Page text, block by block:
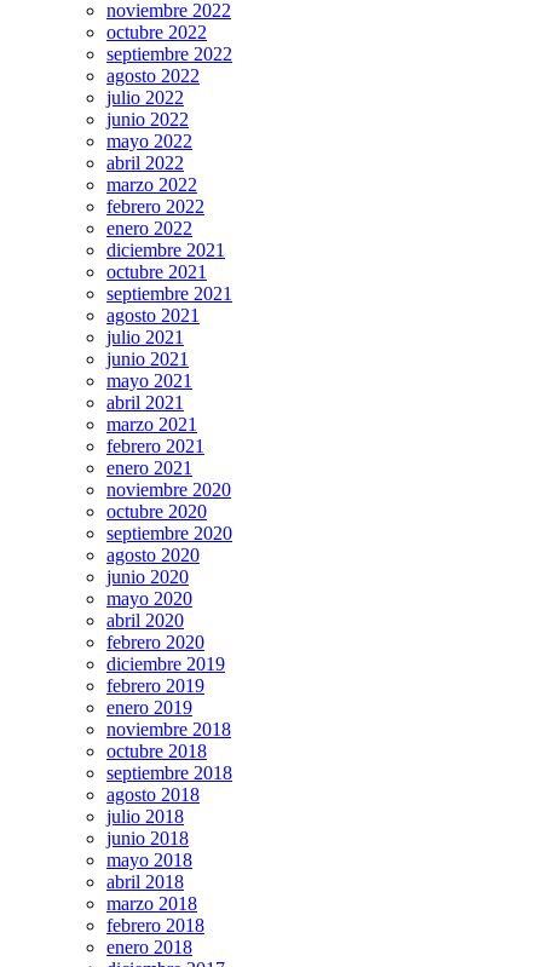
noviembre 2022
octubre 2022
septiembre 2022
agosto 2022
julio 2022
junio 2022
mayo 2022
abril 2022
marzo 2022
febrero 2022
enero 2022
diciembre 2021
octubre 2021
septiembre 2021
agosto 2021
julio 2021
junio 2021
mayo 2021
abril 2021
marzo 2021
febrero 2021
enero 2021
noviembre 2020
octubre 2020
septiembre 2020
agosto 2020
junio 2020
mayo 2020
abril 2020
febrero 2020
diciembre 2019
febrero 2019
enero 2019
noviembre 2018
octubre 2018
septiembre 2018
agosto 2018
julio 2018
junio 2018
mayo 2018
abril 2018
marzo 2018
febrero 2018
enero 2018